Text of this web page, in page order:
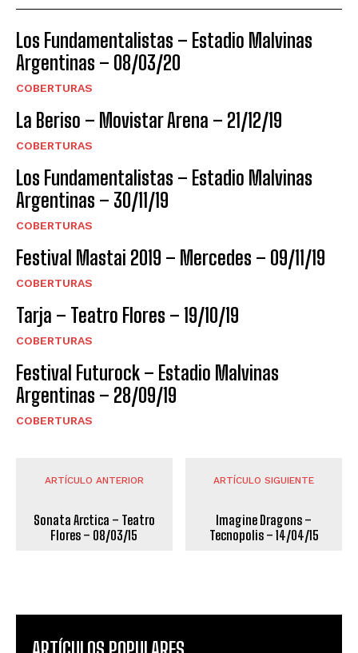
Los Fundamentalistas – Estadio Malvinas
Argentinas – 08/03/20
COBERTURAS
La Beriso – Movistar Arena – 21/12/19
COBERTURAS
Los Fundamentalistas – Estadio Malvinas
Argentinas – 30/11/19
COBERTURAS
Festival Mastai 2019 – Mercedes – 09/11/19
COBERTURAS
Tarja – Teatro Flores – 19/10/19
COBERTURAS
Festival Futurock – Estadio Malvinas
Argentinas – 28/09/19
COBERTURAS
ARTÍCULO ANTERIOR
Sonata Arctica – Teatro
Flores – 08/03/15
ARTÍCULO SIGUIENTE
Imagine Dragons –
Tecnopolis – 14/04/15